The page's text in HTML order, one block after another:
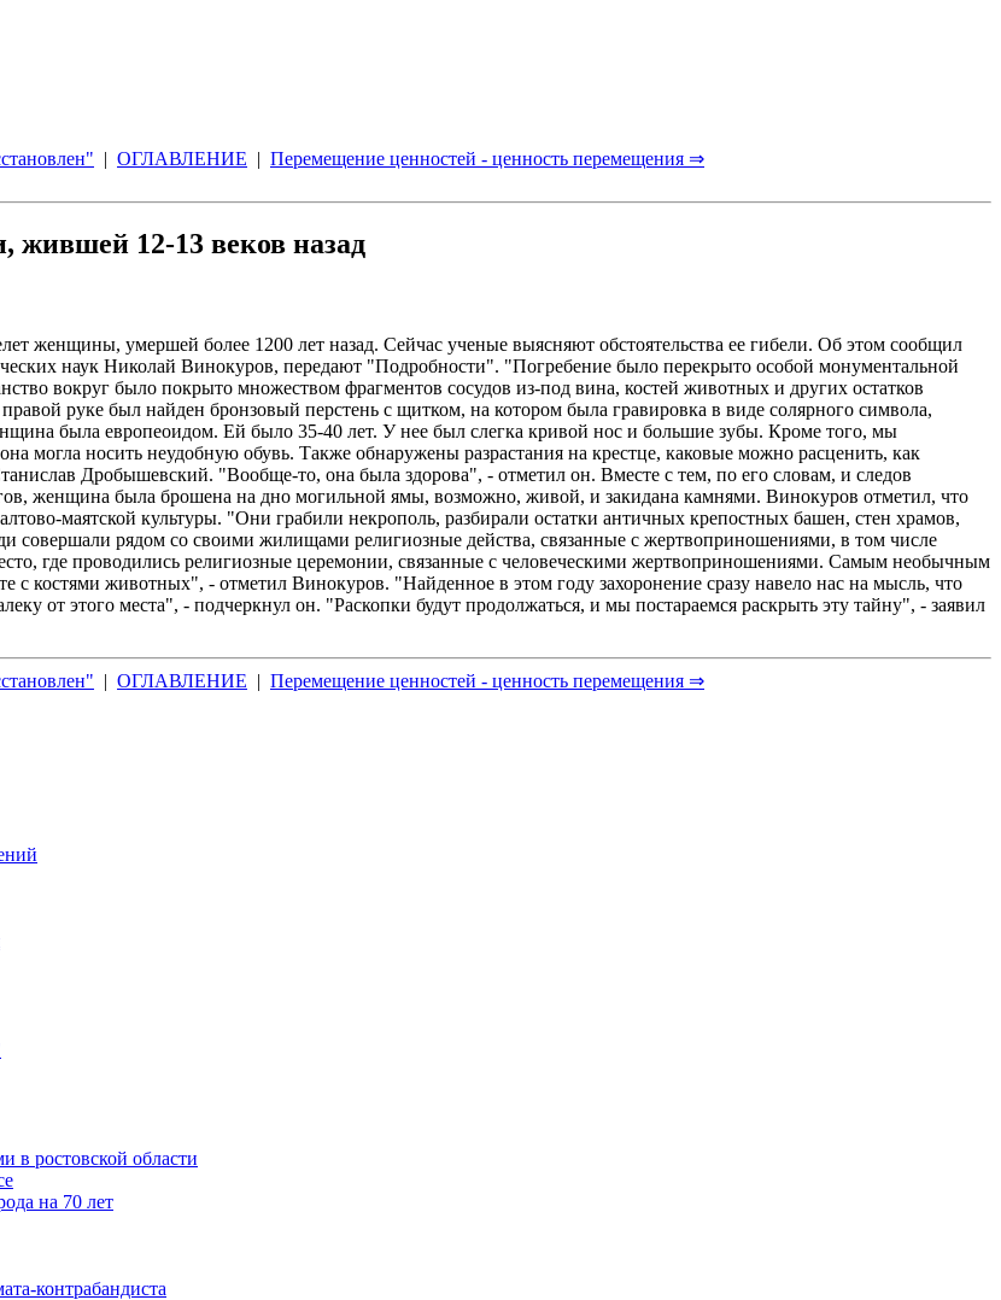
| ОГЛАВЛЕНИЕ | Перемещение ценностей - ценность перемещения ⇒
жившей 12-13 веков назад
женщины, умершей более 1200 лет назад. Сейчас ученые выясняют обстоятельства ее гибели. Об этом сообщил
наук Николай Винокуров, передают "Подробности". "Погребение было перекрыто особой монументальной
вокруг было покрыто множеством фрагментов сосудов из-под вина, костей животных и других остатков
руке был найден бронзовый перстень с щитком, на котором была гравировка в виде солярного символа,
была европеоидом. Ей было 35-40 лет. У нее был слегка кривой нос и большие зубы. Кроме того, мы
могла носить неудобную обувь. Также обнаружены разрастания на крестце, каковые можно расценить, как
Дробышевский. "Вообще-то, она была здорова", - отметил он. Вместе с тем, по его словам, и следов
женщина была брошена на дно могильной ямы, возможно, живой, и закидана камнями. Винокуров отметил, что
маятской культуры. "Они грабили некрополь, разбирали остатки античных крепостных башен, стен храмов,
совершали рядом со своими жилищами религиозные действа, связанные с жертвоприношениями, в том числе
где проводились религиозные церемонии, связанные с человеческими жертвоприношениями. Самым необычным
с костями животных", - отметил Винокуров. "Найденное в этом году захоронение сразу навело нас на мысль, что
от этого места", - подчеркнул он. "Раскопки будут продолжаться, и мы постараемся раскрыть эту тайну", - заявил
| ОГЛАВЛЕНИЕ | Перемещение ценностей - ценность перемещения ⇒
в ростовской области
на 70 лет
контрабандиста